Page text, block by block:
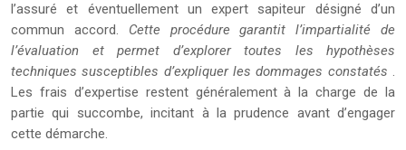
l’assuré et éventuellement un expert sapiteur désigné d’un
commun accord. Cette procédure garantit l’impartialité de
l’évaluation et permet d’explorer toutes les hypothèses
techniques susceptibles d’expliquer les dommages constatés .
Les frais d’expertise restent généralement à la charge de la
partie qui succombe, incitant à la prudence avant d’engager
cette démarche.